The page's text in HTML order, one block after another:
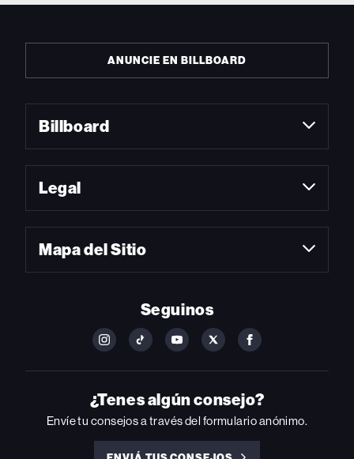
ANUNCIE EN BILLBOARD
Billboard
Legal
Mapa del Sitio
Seguinos
FOLLOW
ON
INSTAGRAM
FOLLOW
ON
YOUTUBE
FOLLOW
ON
YOUTUBE
FOLLOW
ON
FOLLOW
ON
FACEBOOK
¿Tenes algún consejo?
Envíe tu consejos a través del formulario anónimo.